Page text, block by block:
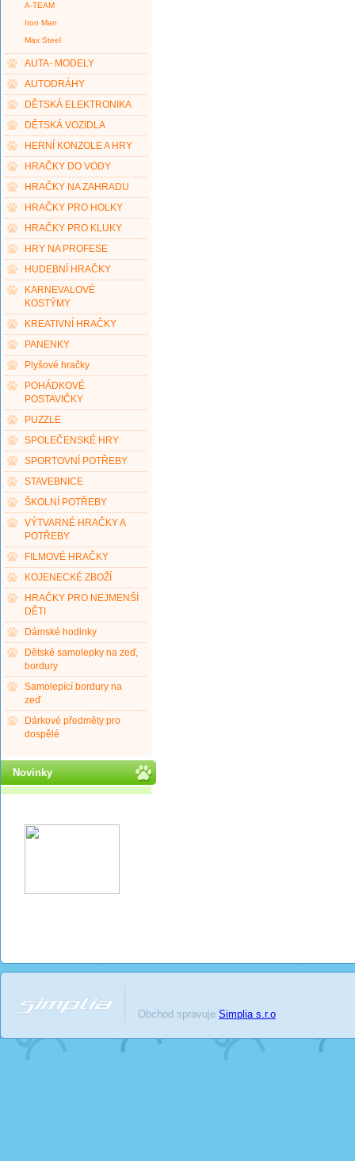
A-TEAM
Iron Man
Max Steel
AUTA- MODELY
AUTODRÁHY
DĚTSKÁ ELEKTRONIKA
DĚTSKÁ VOZIDLA
HERNÍ KONZOLE A HRY
HRAČKY DO VODY
HRAČKY NA ZAHRADU
HRAČKY PRO HOLKY
HRAČKY PRO KLUKY
HRY NA PROFESE
HUDEBNÍ HRAČKY
KARNEVALOVÉ
KOSTÝMY
KREATIVNÍ HRAČKY
PANENKY
Plyšové hračky
POHÁDKOVÉ
POSTAVIČKY
PUZZLE
SPOLEČENSKÉ HRY
SPORTOVNÍ POTŘEBY
STAVEBNICE
ŠKOLNÍ POTŘEBY
VÝTVARNÉ HRAČKY A
POTŘEBY
FILMOVÉ HRAČKY
KOJENECKÉ ZBOŽÍ
HRAČKY PRO NEJMENŠÍ
DĚTI
Dámské hodinky
Dětské samolepky na zeď,
bordury
Samolepící bordury na
zeď
Dárkové předměty pro
dospělé
Novinky
Obchod spravuje Simplia s.r.o